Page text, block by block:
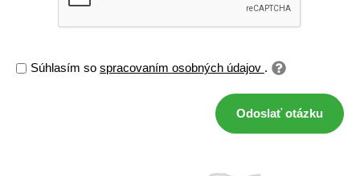
Súhlasím so spracovaním osobných údajov .
Odoslať otázku